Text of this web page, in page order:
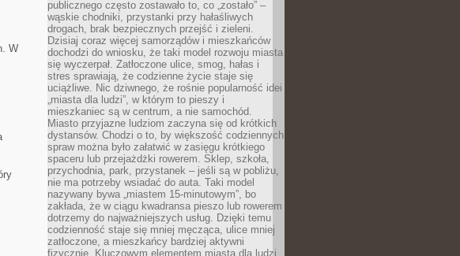
W
publicznego często zostawało to, co „zostało” –
wąskie chodniki, przystanki przy hałaśliwych
drogach, brak bezpiecznych przejść i zieleni.
Dzisiaj coraz więcej samorządów i mieszkańców
dochodzi do wniosku, że taki model rozwoju miasta
się wyczerpał. Zatłoczone ulice, smog, hałas i
stres sprawiają, że codzienne życie staje się
uciążliwe. Nic dziwnego, że rośnie popularność idei
„miasta dla ludzi”, w którym to pieszy i
mieszkaniec są w centrum, a nie samochód.
Miasto przyjazne ludziom zaczyna się od krótkich
dystansów. Chodzi o to, by większość codziennych
spraw można było załatwić w zasięgu krótkiego
spaceru lub przejażdżki rowerem. Sklep, szkoła,
przychodnia, park, przystanek – jeśli są w pobliżu,
nie ma potrzeby wsiadać do auta. Taki model
nazywany bywa „miastem 15-minutowym”, bo
zakłada, że w ciągu kwadransa pieszo lub rowerem
dotrzemy do najważniejszych usług. Dzięki temu
codzienność staje się mniej męcząca, ulice mniej
zatłoczone, a mieszkańcy bardziej aktywni
fizycznie. Kluczowym elementem miasta dla ludzi